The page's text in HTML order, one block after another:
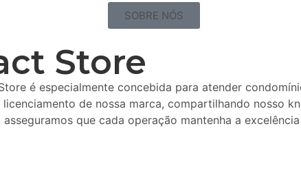
SOBRE NÓS
Store
é especialmente concebida para atender
de nossa marca, compartilhando nosso
que cada operação mantenha a